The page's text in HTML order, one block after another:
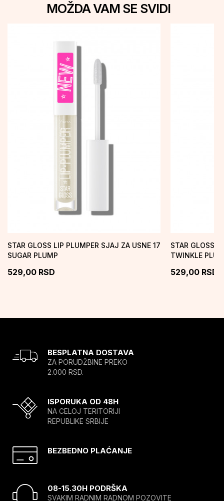
MOŽDA VAM SE SVIDI
STAR GLOSS LIP PLUMPER SJAJ ZA USNE 17
SUGAR PLUMP
529,00 RSD
STAR GLOSS
TWINKLE
529,00 RSD
BESPLATNA DOSTAVA
ZA PORUDŽBINE PREKO
2.000 RSD.
ISPORUKA OD 48H
NA CELOJ TERITORIJI
REPUBLIKE SRBIJE
BEZBEDNO PLAĆANJE
08-15.30H PODRŠKA
SVAKIM RADNIM RADNOM POZOVITE